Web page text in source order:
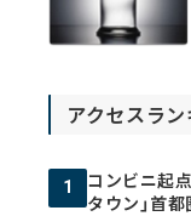
アクセスラ
1
コンビニ起
タウン」首